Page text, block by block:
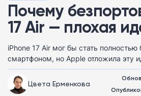
Почему
17 Air — плохая
iPhone 17 Air мог бы стать
смартфоном, но Apple отложила эту
Цвета Ерменкова